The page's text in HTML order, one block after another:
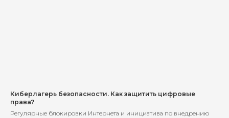
Киберлагерь безопасности. Как защитить цифровые
права?
Регулярные блокировки Интернета и инициатива по внедрению